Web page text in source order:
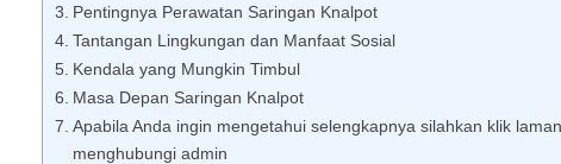
Pentingnya Perawatan Saringan Knalpot
Tantangan Lingkungan dan Manfaat Sosial
Kendala yang Mungkin Timbul
Masa Depan Saringan Knalpot
Apabila Anda ingin mengetahui selengkapnya silahkan klik
menghubungi admin